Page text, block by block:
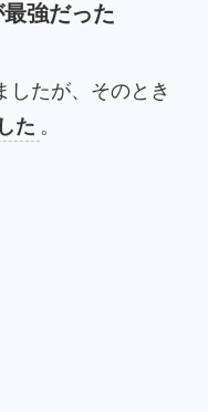
強だった
したが、そのとき
た 。